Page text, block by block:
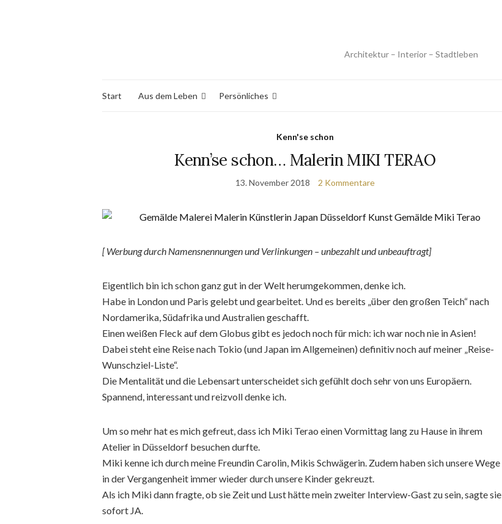
Architektur – Interior – Stadtleben
Start Aus dem Leben Persönliches
Kenn'se schon
Kenn’se schon… Malerin MIKI TERAO
13. November 2018 2 Kommentare
[ Werbung durch Namensnennungen und Verlinkungen –unbezahlt und unbeauftragt]
Eigentlich bin ich schon ganz gut in der Welt herumgekommen, denke ich.
Habe in London und Paris gelebt und gearbeitet. Und es bereits „über den großen Teich“ nach
Nordamerika, Südafrika und Australien geschafft.
Einen weißen Fleck auf dem Globus gibt es jedoch noch für mich: ich war noch nie in Asien!
Dabei steht eine Reise nach Tokio (und Japan im Allgemeinen) definitiv noch auf meiner „Reise-
Wunschziel-Liste“.
Die Mentalität und die Lebensart unterscheidet sich gefühlt doch sehr von uns Europäern.
Spannend, interessant und reizvoll denke ich.
Um so mehr hat es mich gefreut, dass ich Miki Terao einen Vormittag lang zu Hause in ihrem
Atelier in Düsseldorf besuchen durfte.
Miki kenne ich durch meine Freundin Carolin, Mikis Schwägerin. Zudem haben sich unsere Wege
in der Vergangenheit immer wieder durch unsere Kinder gekreuzt.
Als ich Miki dann fragte, ob sie Zeit und Lust hätte mein zweiter Interview-Gast zu sein, sagte sie
sofort JA.